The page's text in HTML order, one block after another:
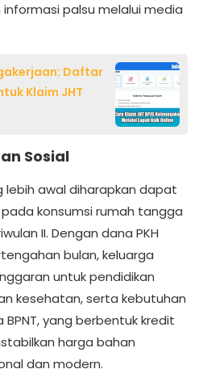
palsu melalui media
Daftar
Klaim JHT
Sosial
lebih awal diharapkan dapat
konsumsi rumah tangga
II. Dengan dana PKH
bulan, keluarga
untuk pendidikan
kesehatan, serta kebutuhan
yang berbentuk kredit
harga bahan
dan modern.